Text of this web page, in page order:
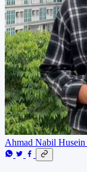
Ahmad Nabil Husein